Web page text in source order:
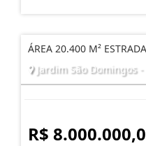
ÁREA 20.400 M²
Jardim São Domingos
R$